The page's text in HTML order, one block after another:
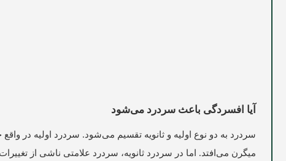
آیا افسردگی باعث سردرد می‌شود
سردرد به دو نوع اولیه و ثانویه تقسیم می‌شود. سردرد اولیه در
میگرن می‌افتد. اما در سردرد ثانویه، سردرد علامتی ناشی از